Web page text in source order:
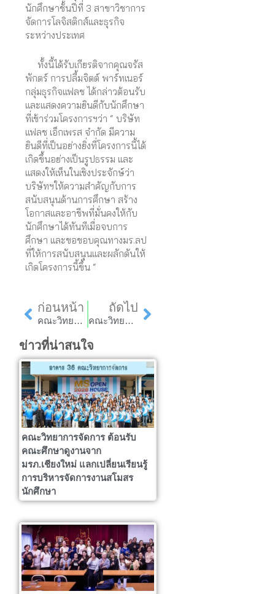
นักศึกษาชั้นปีที่ 3 สาขาวิชาการ
จัดการโลจิสติกส์และธุรกิจ
ระหว่างประเทศ
ทั้งนี้ได้รับเกียรติจากคุณจรัส
พักตร์ การปลื้มจิตต์ พาร์ทเนอร์
กลุ่มธุรกิจแฟลช ได้กล่าวต้อนรับ
และแสดงความยินดีกับนักศึกษา
ที่เข้าร่วมโครงการฯว่า “ บริษัท
แฟลช เอ็กเพรส จำกัด มีความ
ยินดีที่เป็นอย่างยิ่งที่โครงการนี้ได้
เกิดขึ้นอย่างเป็นรูปธรรม และ
แสดงให้เห็นในเชิงประจักษ์ว่า
บริษัทฯให้ความสำคัญกับการ
สนับสนุนด้านการศึกษา สร้าง
โอกาสและอาชีพที่มั่นคงให้กับ
นักศึกษาได้ทันทีเมื่อจบการ
ศึกษา และขอขอบคุณทางมร.ลป
ที่ให้การสนับสนุนและผลักดันให้
เกิดโครงการนี้ขึ้น “
Prev
ก่อนหน้า
คณะวิทยาการจัดการ ถวายระฆังอธิษฐาน ณ วัดดอยพระฌาน ภายใต้โครงการวิจัย
ถัดไป
คณะวิทยาการจัดการ จัดประชุมเพื่อเตรียมความพร้อมการจัดงานประชุมวิชาการระดับชาติ ครั้งที่ 11 และนานาชาติ ครั้งที่ 4 “วิทยาการจัดการ 2022”
Next
ข่าวที่น่าสนใจ
คณะวิทยาการจัดการ ต้อนรับ
คณะศึกษาดูงานจาก
มรภ.เชียงใหม่ แลกเปลี่ยนเรียนรู้
การบริหารจัดการงานสโมสร
นักศึกษา